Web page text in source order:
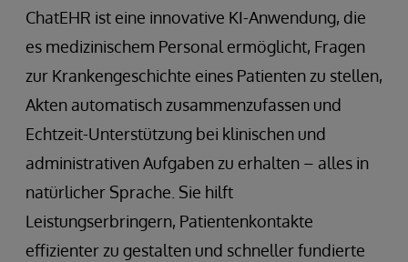
ChatEHR ist eine innovative KI-Anwendung, die
es medizinischem Personal ermöglicht, Fragen
zur Krankengeschichte eines Patienten zu stellen,
Akten automatisch zusammenzufassen und
Echtzeit-Unterstützung bei klinischen und
administrativen Aufgaben zu erhalten – alles in
natürlicher Sprache. Sie hilft
Leistungserbringern, Patientenkontakte
effizienter zu gestalten und schneller fundierte